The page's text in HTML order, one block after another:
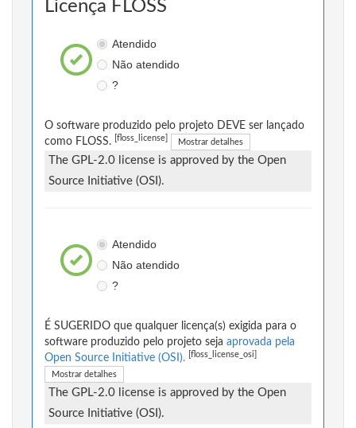
Licença FLOSS
Atendido
Não atendido
?
O software produzido pelo projeto DEVE ser lançado
como FLOSS.
[floss_license] Mostrar detalhes
The GPL-2.0 license is approved by the Open
Source Initiative (OSI).
Atendido
Não atendido
?
É SUGERIDO que qualquer licença(s) exigida para o
software produzido pelo projeto seja aprovada pela
Open Source Initiative (OSI).
[floss_license_osi]
Mostrar detalhes
The GPL-2.0 license is approved by the Open
Source Initiative (OSI).